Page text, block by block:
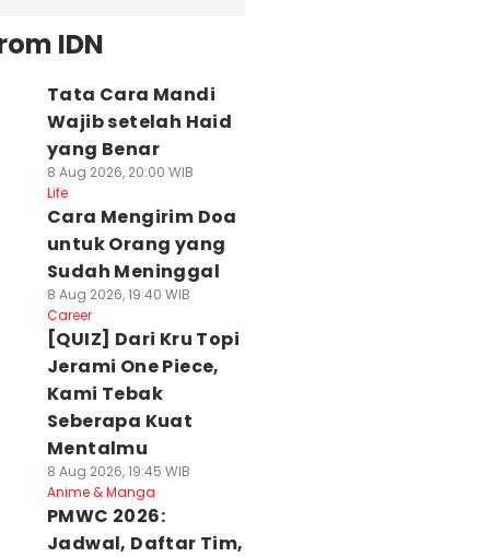
IDN
Tata Cara Mandi
Wajib setelah Haid
yang Benar
8 Aug 2026, 20:00 WIB
Life
Cara Mengirim Doa
untuk Orang yang
Sudah Meninggal
8 Aug 2026, 19:40 WIB
Career
[QUIZ] Dari Kru Topi
Jerami One Piece,
Kami Tebak
Seberapa Kuat
Mentalmu
8 Aug 2026, 19:45 WIB
Anime & Manga
PMWC 2026:
Jadwal, Daftar Tim,